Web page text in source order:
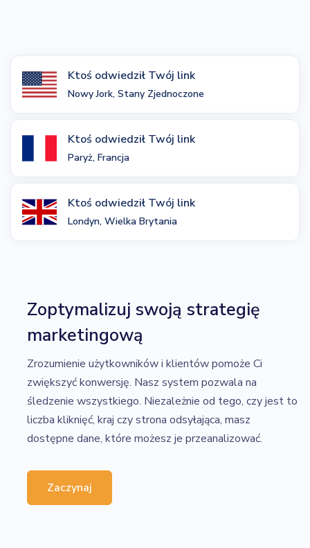
Ktoś odwiedził Twój link
Nowy Jork, Stany Zjednoczone
Ktoś odwiedził Twój link
Paryż, Francja
Ktoś odwiedził Twój link
Londyn, Wielka Brytania
Zoptymalizuj swoją strategię
marketingową
Zrozumienie użytkowników i klientów pomoże Ci
zwiększyć konwersję. Nasz system pozwala na
śledzenie wszystkiego. Niezależnie od tego, czy jest to
liczba kliknięć, kraj czy strona odsyłająca, masz
dostępne dane, które możesz je przeanalizować.
Zaczynaj